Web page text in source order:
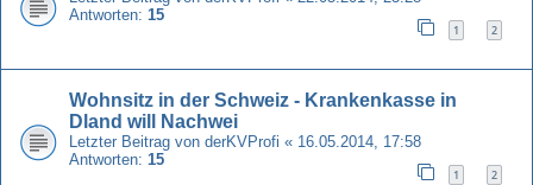
Antworten: 15
1 2
Wohnsitz in der Schweiz - Krankenkasse in
Dland will Nachwei
Letzter Beitrag von derKVProfi « 16.05.2014, 17:58
Antworten: 15
1 2